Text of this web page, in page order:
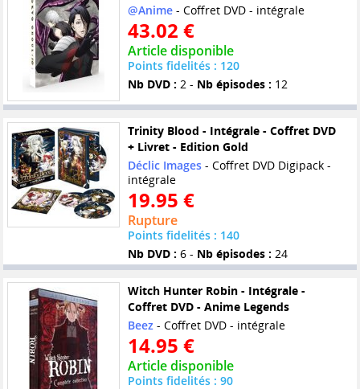
@Anime- Coffret DVD - intégrale
43.02 €
Article disponible
Points fidelités : 120
Nb DVD : 2 - Nb épisodes : 12
Trinity Blood - Intégrale - Coffret DVD
+ Livret - Edition Gold
Déclic Images- Coffret DVD Digipack -
intégrale
19.95 €
Rupture
Points fidelités : 140
Nb DVD : 6 - Nb épisodes : 24
Witch Hunter Robin - Intégrale -
Coffret DVD - Anime Legends
Beez - Coffret DVD - intégrale
14.95 €
Article disponible
Points fidelités : 90